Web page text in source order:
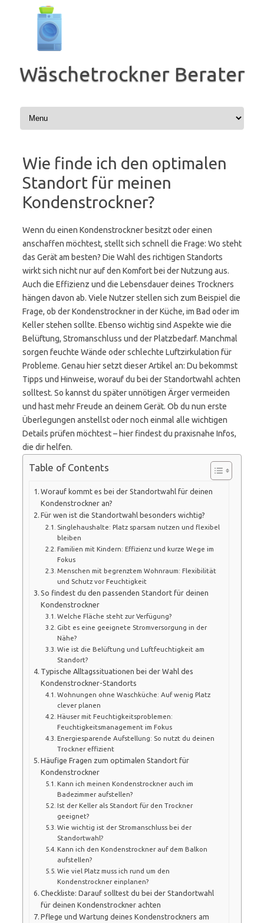
springen
Wäschetrockner Berater
Wie finde ich den optimalen
Standort für meinen
Kondenstrockner?
Wenn du einen Kondenstrockner besitzt oder einen
anschaffen möchtest, stellt sich schnell die Frage: Wo steht
das Gerät am besten? Die Wahl des richtigen Standorts
wirkt sich nicht nur auf den Komfort bei der Nutzung aus.
Auch die Effizienz und die Lebensdauer deines Trockners
hängen davon ab. Viele Nutzer stellen sich zum Beispiel die
Frage, ob der Kondenstrockner in der Küche, im Bad oder im
Keller stehen sollte. Ebenso wichtig sind Aspekte wie die
Belüftung, Stromanschluss und der Platzbedarf. Manchmal
sorgen feuchte Wände oder schlechte Luftzirkulation für
Probleme. Genau hier setzt dieser Artikel an: Du bekommst
Tipps und Hinweise, worauf du bei der Standortwahl achten
solltest. So kannst du später unnötigen Ärger vermeiden
und hast mehr Freude an deinem Gerät. Ob du nun erste
Überlegungen anstellst oder noch einmal alle wichtigen
Details prüfen möchtest – hier findest du praxisnahe Infos,
die dir helfen.
Table of Contents
Worauf kommt es bei der Standortwahl für deinen
Kondenstrockner an?
Für wen ist die Standortwahl besonders wichtig?
Singlehaushalte: Platz sparsam nutzen und flexibel
bleiben
Familien mit Kindern: Effizienz und kurze Wege im
Fokus
Menschen mit begrenztem Wohnraum: Flexibilität
und Schutz vor Feuchtigkeit
So findest du den passenden Standort für deinen
Kondenstrockner
Welche Fläche steht zur Verfügung?
Gibt es eine geeignete Stromversorgung in der
Nähe?
Wie ist die Belüftung und Luftfeuchtigkeit am
Standort?
Typische Alltagssituationen bei der Wahl des
Kondenstrockner-Standorts
Wohnungen ohne Waschküche: Auf wenig Platz
clever planen
Häuser mit Feuchtigkeitsproblemen:
Feuchtigkeitsmanagement im Fokus
Energiesparende Aufstellung: So nutzt du deinen
Trockner effizient
Häufige Fragen zum optimalen Standort für
Kondenstrockner
Kann ich meinen Kondenstrockner auch im
Badezimmer aufstellen?
Ist der Keller als Standort für den Trockner
geeignet?
Wie wichtig ist der Stromanschluss bei der
Standortwahl?
Kann ich den Kondenstrockner auf dem Balkon
aufstellen?
Wie viel Platz muss ich rund um den
Kondenstrockner einplanen?
Checkliste: Darauf solltest du bei der Standortwahl
für deinen Kondenstrockner achten
Pflege und Wartung deines Kondenstrockners am